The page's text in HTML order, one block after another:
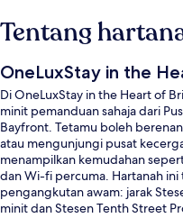
Tentang
OneLuxStay in the
Di OneLuxStay in the Heart of
minit pemanduan sahaja dari
Bayfront. Tetamu boleh
atau mengunjungi pusat
menampilkan kemudahan
dan Wi-fi percuma. Hartanah
pengangkutan awam: jarak
minit dan Stesen Tenth Street